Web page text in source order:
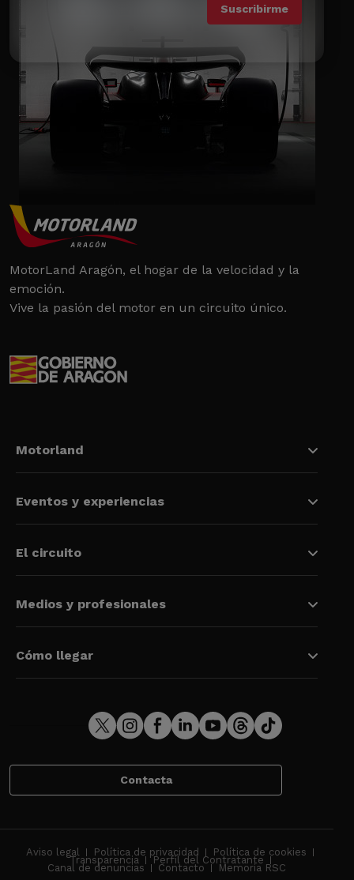
MotorLand Aragón, el hogar de la velocidad y la
emoción.
Vive la pasión del motor en un circuito único.
Motorland
Eventos y experiencias
El circuito
Medios y profesionales
Cómo llegar
Contacta
Aviso legal Política de privacidad Política de cookies
Transparencia Perfil del Contratante
Canal de denuncias Contacto Memoria RSC